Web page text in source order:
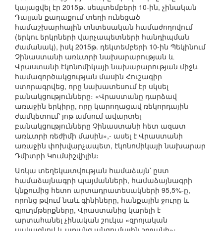
կայացվել էր 2015թ. սեպտեմբերի 10-ին, չինական
Դալյան քաղաքում տեղի ունեցած
համաշխարհային տնտեսական համաժողովում
(երկու երկրների վարչապետների հանդիպման
ժամանակ), իսկ 2015թ. դեկտեմբերի 10-ին Պեկինում
Չինաստանի առևտրի նախարարության և
Վրաստանի էկոնոմիկայի նախարարության միջև
համագործակցության մասին Հուշագիր
ստորագրվեց, որը նախատեսում էր սկսել
բանակցությունները։ «Վրաստանը դարձավ
առաջին երկիրը, որը կարողացավ ռեկորդային
ժամկետում՝ յոթ ամսում ավարտել
բանակցությունները Չինաստանի հետ ազատ
առևտրի ռեժիմի մասին»,- ասել է Վրաստանի
առաջին փոխվարչապետ, էկոնոմիկայի նախարար
Դմիտրի Կումսիշվիլին։
Առկա տեղեկատվության համաձայն՝ ըստ
համաձայնագրի պայմանների, համաձայնագրի
կնքումից հետո արտադրատեսակների 95,5%-ը,
որոնց թվում նաև գինիները, հանքային ջուրը և
գյուղմթերքները, Վրաստանից կարելի է
արտահանել չինական շուկա «զրոյական